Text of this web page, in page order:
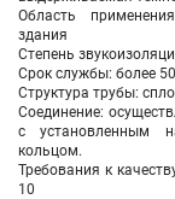
Область
здания
Степень
Срок службы: более
Структура трубы:
Соединение:
с установленным
кольцом.
Требования к
10